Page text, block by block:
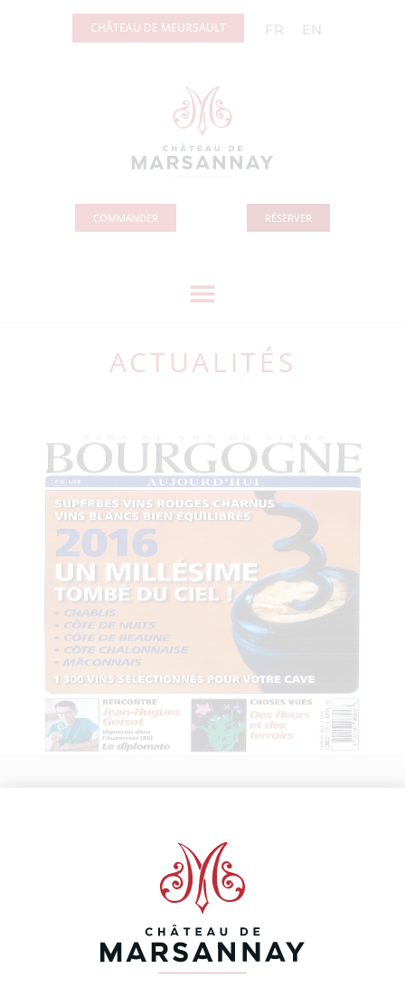
Panneau de gestion des cookies
CHÂTEAU DE MEURSAULT FR EN
COMMANDER RÉSERVER
ACTUALITÉS
CHÂTEAU DE MARSANNAY